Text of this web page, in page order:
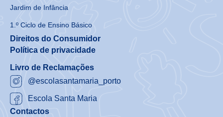
Jardim de Infância
1.º Ciclo de Ensino Básico
Direitos do Consumidor
Política de privacidade
Livro de Reclamações
@escolasantamaria_porto
Escola Santa Maria
Contactos